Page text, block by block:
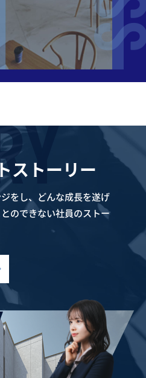
ストーリー
をし、どんな成長を遂げ
のできない社員のストー